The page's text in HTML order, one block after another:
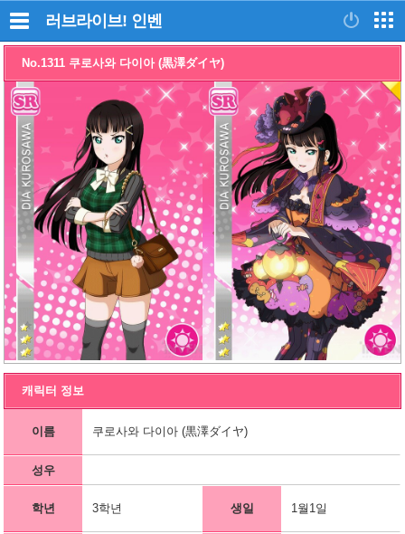
러브라이브! 인벤
No.1311 쿠로사와 다이아 (黒澤ダイヤ)
캐릭터 정보
이름 쿠로사와 다이아 (黒澤ダイヤ)
성우
학년 3학년 생일 1월1일